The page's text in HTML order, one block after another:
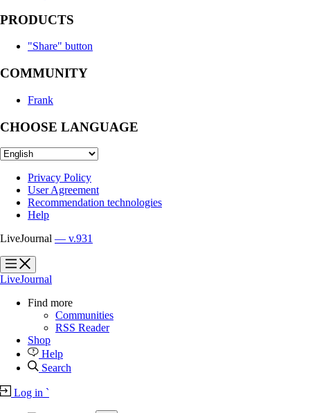
PRODUCTS
"Share" button
COMMUNITY
Frank
CHOOSE LANGUAGE
Privacy Policy
User Agreement
Recommendation technologies
Help
LiveJournal — v.931
?
?
LiveJournal
Find more
Communities
RSS Reader
Shop
Help
Search
Log in `